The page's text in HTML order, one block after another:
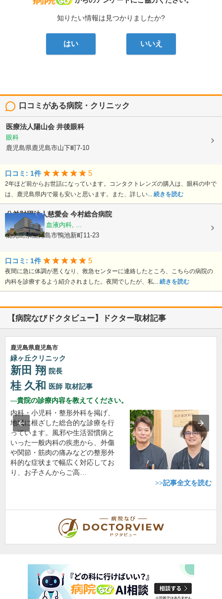
知りたい情報は見つかりましたか?
はい いいえ
口コミがある病院・クリニック
医療法人陽山会 井後眼科
眼科
鹿児島県鹿児島市山下町7-10
口コミ: 1件 5
2年ほど前からお世話になっています。コンタクトレンズの購入は、眼科の中で
は、鹿児島県内で最も安いと思います。また、詳しい... 続きを読む
公益財団法人慈愛会 今村総合病院
内科, 救急科, 血液内科, ...
鹿児島県鹿児島市鴨池新町11-23
口コミ: 1件 5
夜間に急に体調が悪くなり、救急センターに連絡したところ、こちらの病院の
内科を診療するよう紹介されました。夜間でしたが、私... 続きを読む
【病院なびドクタビュー】ドクター取材記事
鹿児島県鹿児島市
緑ヶ丘クリニック
新田 翔 院長
桂 久和 医師 取材記事
貴院の診療内容を教えてください。
内科・小児科・整形外科を掲げ、
地域に根ざした総合的な診療を行
っています。風邪や生活習慣病と
いった一般内科の疾患から、外傷
や関節・筋肉の痛みなどの整形外
科的な症状まで幅広く対応してお
り、お子さんからご高…
>>記事全文を読む